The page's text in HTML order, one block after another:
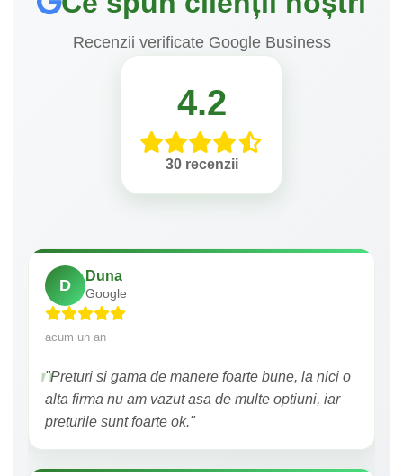
Recenzii verificate Google Business
4.2
30 recenzii
D
Duna
Google
acum un an
"Preturi si gama de manere foarte bune, la nici o
alta firma nu am vazut asa de multe optiuni, iar
preturile sunt foarte ok."